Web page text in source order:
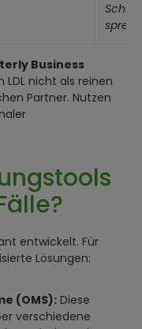
Business
LDL nicht als reinen
Partner. Nutzen
entwickelt. Für
Lösungen:
(OMS): Diese
verschiedene